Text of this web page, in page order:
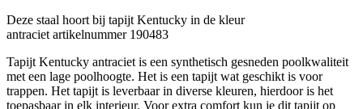
Deze staal hoort bij tapijt Kentucky in de kleur
antraciet artikelnummer 190483
Tapijt Kentucky antraciet is een synthetisch gesneden poolkwaliteit
met een lage poolhoogte. Het is een tapijt wat geschikt is voor
trappen. Het tapijt is leverbaar in diverse kleuren, hierdoor is het
toepasbaar in elk interieur. Voor extra comfort kun je dit tapijt op